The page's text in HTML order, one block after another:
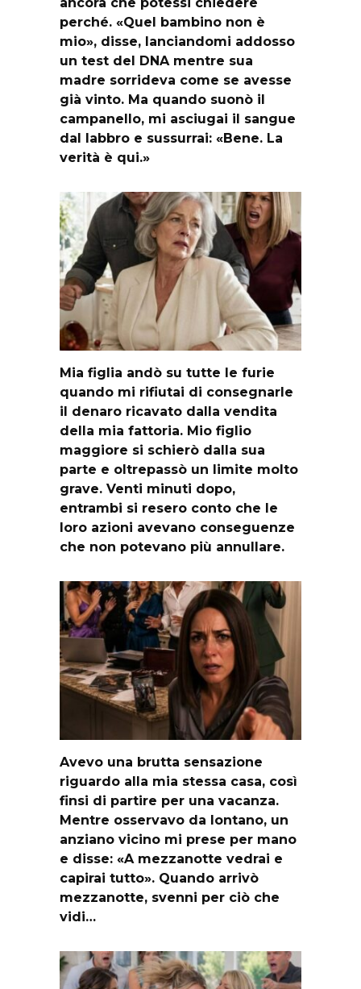
perché. «Quel bambino non è
mio», disse, lanciandomi addosso
un test del DNA mentre sua
madre sorrideva come se avesse
già vinto. Ma quando suonò il
campanello, mi asciugai il sangue
dal labbro e sussurrai: «Bene. La
verità è qui.»
Mia figlia andò su tutte le furie
quando mi rifiutai di consegnarle
il denaro ricavato dalla vendita
della mia fattoria. Mio figlio
maggiore si schierò dalla sua
parte e oltrepassò un limite molto
grave. Venti minuti dopo,
entrambi si resero conto che le
loro azioni avevano conseguenze
che non potevano più annullare.
Avevo una brutta sensazione
riguardo alla mia stessa casa, così
finsi di partire per una vacanza.
Mentre osservavo da lontano, un
anziano vicino mi prese per mano
e disse: «A mezzanotte vedrai e
capirai tutto». Quando arrivò
mezzanotte, svenni per ciò che
vidi…